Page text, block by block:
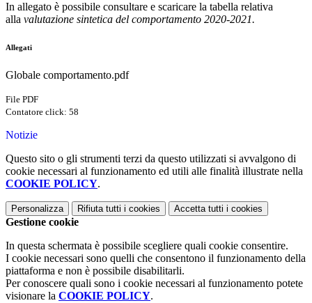
In allegato è possibile consultare e scaricare la tabella relativa
alla valutazione sintetica del comportamento 2020-2021.
Allegati
Globale comportamento.pdf
File PDF
Contatore click: 58
Notizie
Questo sito o gli strumenti terzi da questo utilizzati si avvalgono di
cookie necessari al funzionamento ed utili alle finalità illustrate nella
COOKIE POLICY.
Personalizza Rifiuta tutti i cookies Accetta tutti i cookies
Gestione cookie
In questa schermata è possibile scegliere quali cookie consentire.
I cookie necessari sono quelli che consentono il funzionamento della
piattaforma e non è possibile disabilitarli.
Per conoscere quali sono i cookie necessari al funzionamento potete
visionare la COOKIE POLICY.